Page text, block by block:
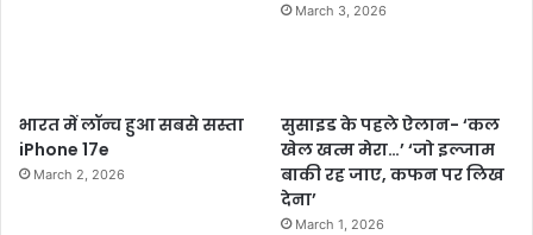
March 3, 2026
भारत में लॉन्च हुआ सबसे सस्ता
iPhone 17e
March 2, 2026
सुसाइड के पहले ऐलान- ‘कल
खेल खत्म मेरा…’ ‘जो इल्जाम
बाकी रह जाए, कफन पर लिख
देना’
March 1, 2026